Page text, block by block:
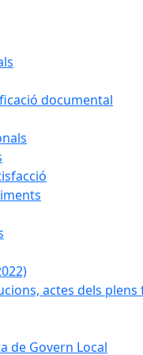
documental
actes dels plens
de Govern Local